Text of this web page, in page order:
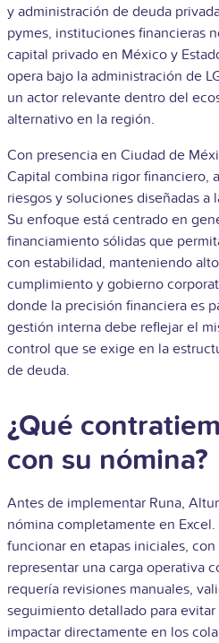
y administración de deuda
pymes, instituciones financieras
capital privado en México y
opera bajo la administración de
un actor relevante dentro del
alternativo en la región.
Con presencia en Ciudad de
Capital combina rigor financiero,
riesgos y soluciones diseñadas a
Su enfoque está centrado en
financiamiento sólidas que
con estabilidad, manteniendo
cumplimiento y gobierno
donde la precisión financiera es
gestión interna debe reflejar el
control que se exige en la
de deuda.
¿Qué
con su nómina?
Antes de implementar Runa,
nómina completamente en
funcionar en etapas iniciales,
representar una carga operativa
requería revisiones manuales,
seguimiento detallado para
impactar directamente en los